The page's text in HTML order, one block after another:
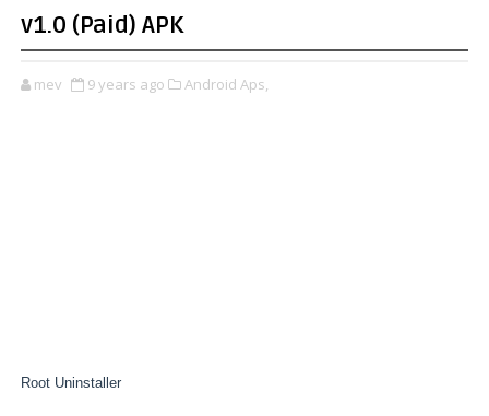
v1.0 (Paid) APK
mev 9 years ago Android Aps,
Root Uninstaller